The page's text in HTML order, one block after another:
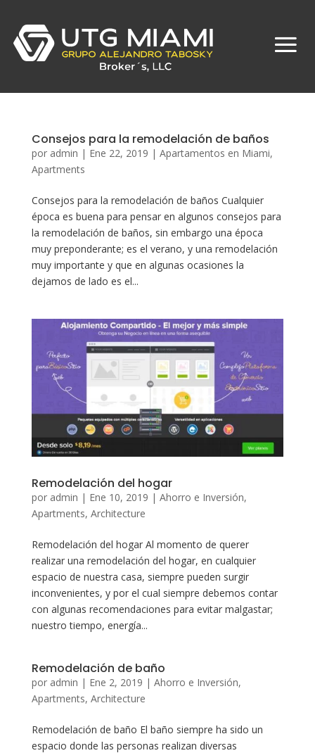
Consejos para la remodelación de baños
por admin | Ene 22, 2019 | Apartamentos en Miami,
Apartments
Consejos para la remodelación de baños Cualquier
época es buena para pensar en algunos consejos para
la remodelación de baños, sin embargo una época
muy preponderante; es el verano, y una remodelación
muy importante y que en algunas ocasiones la
dejamos de lado es el...
Remodelación del hogar
por admin | Ene 10, 2019 | Ahorro e Inversión,
Apartments, Architecture
Remodelación del hogar Al momento de querer
realizar una remodelación del hogar, en cualquier
espacio de nuestra casa, siempre pueden surgir
inconvenientes, y por el cual siempre debemos contar
con algunas recomendaciones para evitar malgastar;
nuestro tiempo, energía...
Remodelación de baño
por admin | Ene 2, 2019 | Ahorro e Inversión,
Apartments, Architecture
Remodelación de baño El baño siempre ha sido un
espacio donde las personas realizan diversas